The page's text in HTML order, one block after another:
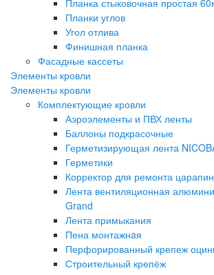
Планка стыковочная простая
Планки углов
Угол отлива
Финишная планка
Фасадные кассеты
Элементы кровли
Элементы кровли
Комплектующие кровли
Аэроэлементы и ПВХ ленты
Баллоны подкрасочные
Герметизирующая лента
Герметики
Корректор для ремонта царапин
Лента вентиляционная
Grand
Лента примыкания
Пена монтажнaя
Перфорированный крепеж
Строительный крепёж